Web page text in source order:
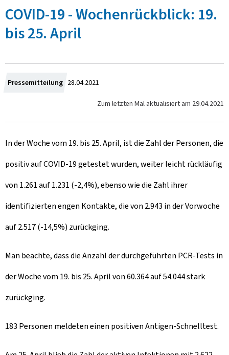
s
e
COVID-19 - Wochenrückblick: 19.
bis 25. April
Pressemitteilung Z
m
28.04.2021
Zum letzten Mal aktualisiert am 29.04.2021
In der Woche vom 19. bis 25. April, ist die Zahl der Personen, die
positiv auf COVID-19 getestet wurden, weiter leicht rückläufig
von 1.261 auf 1.231 (-2,4%), ebenso wie die Zahl ihrer
identifizierten engen Kontakte, die von 2.943 in der Vorwoche
auf 2.517 (-14,5%) zurückging.
Man beachte, dass die Anzahl der durchgeführten PCR-Tests in
der Woche vom 19. bis 25. April von 60.364 auf 54.044 stark
zurückging.
183 Personen meldeten einen positiven Antigen-Schnelltest.